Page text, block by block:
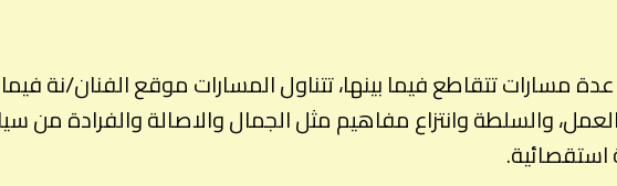
عدة مسارات تتقاطع فيما بينها، تتناول المسارات موقع الفنان/نة
والعمل، والسلطة وانتزاع مفاهيم مثل الجمال والاصالة والفرادة من